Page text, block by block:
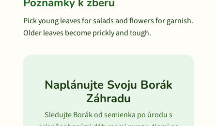
Pick young leaves for salads and flowers for garnish.
Older leaves become prickly and tough.
Naplánujte Svoju Borák
Záhradu
Sledujte Borák od semienka po úrodu s